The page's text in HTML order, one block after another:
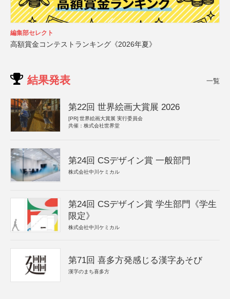
編集部セレクト
高額賞金コンテストランキング《2026年夏》
結果発表 一覧
第22回 世界絵画大賞展 2026
[PR] 世界絵画大賞展 実行委員会
共催：株式会社世界堂
第24回 CSデザイン賞 一般部門
株式会社中川ケミカル
第24回 CSデザイン賞 学生部門《学生
限定》
株式会社中川ケミカル
第71回 喜多方発感じる漢字あそび
漢字のまち喜多方